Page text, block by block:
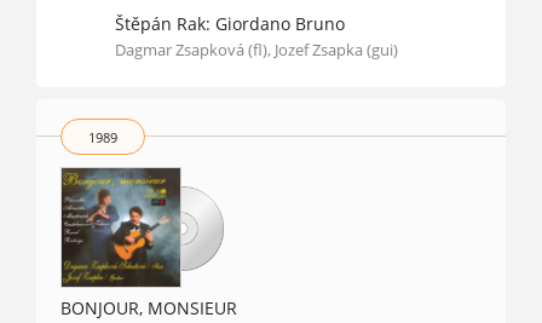
Štěpán Rak: Giordano Bruno
Dagmar Zsapková (fl), Jozef Zsapka (gui)
1989
BONJOUR, MONSIEUR